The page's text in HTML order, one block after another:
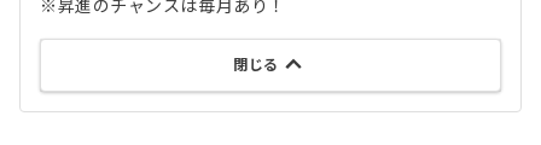
※昇進のチャンスは毎月あり！
閉じる